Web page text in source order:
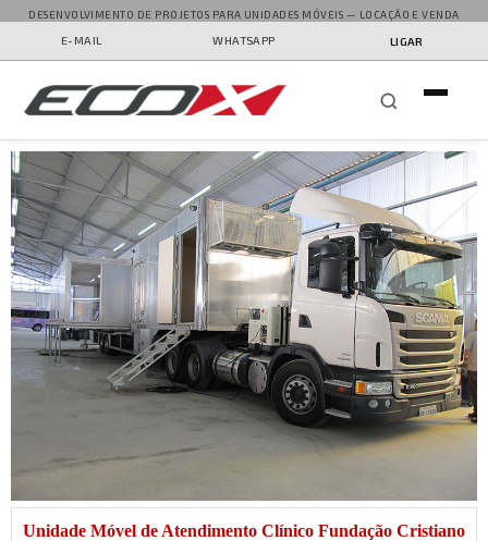
DESENVOLVIMENTO DE PROJETOS PARA UNIDADES MÓVEIS — LOCAÇÃO E VENDA
E-MAIL
WHATSAPP LIGAR
Unidade Móvel de Atendimento Clínico Fundação Cristiano